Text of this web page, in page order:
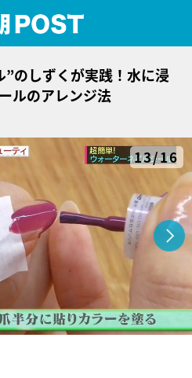
のしずくが実践！水に浸
ルのアレンジ法
13/16